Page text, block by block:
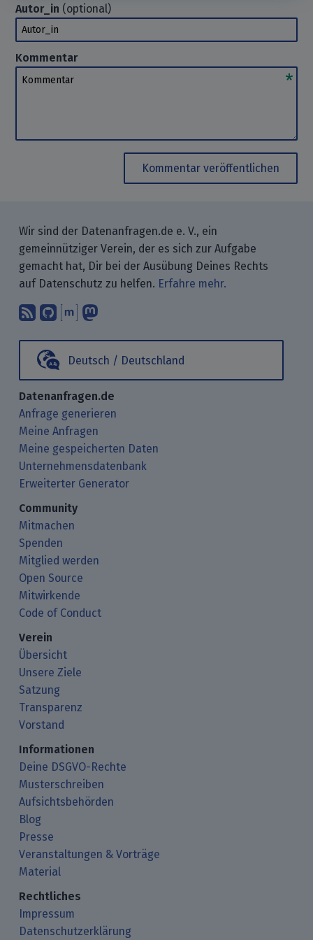
Autor_in (optional)
Autor_in
Kommentar
Kommentar
Kommentar veröffentlichen
Wir sind der Datenanfragen.de e. V., ein
gemeinnütziger Verein, der es sich zur Aufgabe
gemacht hat, Dir bei der Ausübung Deines Rechts
auf Datenschutz zu helfen. Erfahre mehr.
Abonniere unsere Blogbeiträge mit
Finde uns bei GitHub.
Unterhalte Dich mit uns über
Deutsch / Deutschland
Datenanfragen.de
Anfrage generieren
Meine Anfragen
Meine gespeicherten Daten
Unternehmensdatenbank
Erweiterter Generator
Community
Mitmachen
Spenden
Mitglied werden
Open Source
Mitwirkende
Code of Conduct
Verein
Übersicht
Unsere Ziele
Satzung
Transparenz
Vorstand
Informationen
Deine DSGVO-Rechte
Musterschreiben
Aufsichtsbehörden
Blog
Presse
Veranstaltungen & Vorträge
Material
Rechtliches
Impressum
Datenschutzerklärung